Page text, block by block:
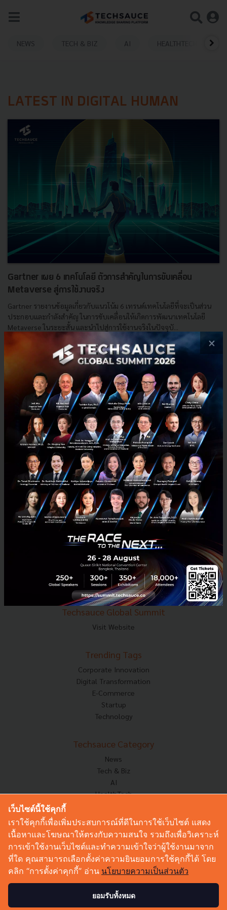
NEWS TECH & BIZ AI HEALTHTECH
LATEST IN DIGITAL HUMAN
Gartner เผย 6 เทคโนโลยี ตัวการสำคัญในการขับเคลื่อน
Metaverse สู่การใช้งานจริง
Gartner รายงานข้อมูลเกี่ยวกับแนวโน้ม 6 เทรนด์เทคโนโลยีที่จะเป็นส่วน
ประกอบและกำลังสำคัญ ในการขับเคลื่อนให้เกิดการพัฒนาเทคโนโลยี
Metaverse ในระยะสั้น และนำไปสู่การใช้งานจริงในปัจจุบั...
| ByTechsauce Team
Metaverse metaverse
E-mail :contact@techsauce.co
Tel : 02-001-5375
Mobile : 06-4658-9500
Techsauce Media
About Techsauce
Techsauce Services
Privacy Policy
ส่งบทความ
Techsauce Global Summit
Visit Website
Trending Tags
Corporate Innovation
Digital Transformation
E-Commerce
Startup
Technology
Techsauce Category
News
Tech & Biz
AI
HealthTech
Corp Innov
Saucy Thoughts
Sustainable
Videos
Podcast
×
เว็บไซต์นี้ใช้คุกกี้
เราใช้คุกกี้เพื่อเพิ่มประสบการณ์ที่ดีในการใช้เว็บไซต์ แสดง
เนื้อหาและโฆษณาให้ตรงกับความสนใจ รวมถึงเพื่อวิเคราะห์
การเข้าใช้งานเว็บไซต์และทำความเข้าใจว่าผู้ใช้งานมาจาก
ที่ใด คุณสามารถเลือกตั้งค่าความยินยอมการใช้คุกกี้ได้ โดย
คลิก “การตั้งค่าคุกกี้” อ่าน นโยบายความเป็นส่วนตัว
ยอมรับทั้งหมด